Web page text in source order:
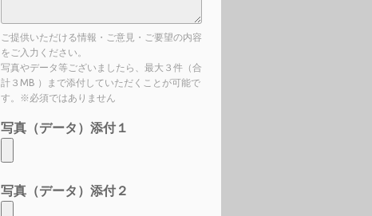
ご提供いただける情報・ご意見・ご要望の内容
をご入力ください。
写真やデータ等ございましたら、最大３件（合
計３MB ）まで添付していただくことが可能で
す。※必須ではありません
写真（データ）添付１
写真（データ）添付２